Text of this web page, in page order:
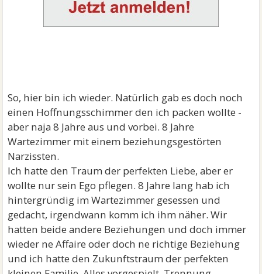
So, hier bin ich wieder. Natürlich gab es doch noch
einen Hoffnungsschimmer den ich packen wollte -
aber naja 8 Jahre aus und vorbei. 8 Jahre
Wartezimmer mit einem beziehungsgestörten
Narzissten.
Ich hatte den Traum der perfekten Liebe, aber er
wollte nur sein Ego pflegen. 8 Jahre lang hab ich
hintergründig im Wartezimmer gesessen und
gedacht, irgendwann komm ich ihm näher. Wir
hatten beide andere Beziehungen und doch immer
wieder ne Affaire oder doch ne richtige Beziehung
und ich hatte den Zukunftstraum der perfekten